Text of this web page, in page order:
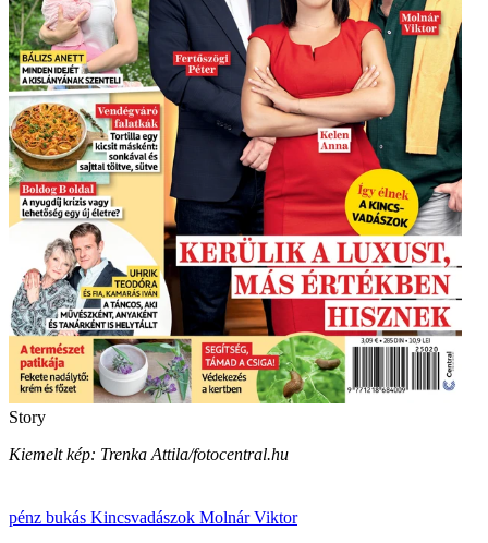
Story
Kiemelt kép: Trenka Attila/fotocentral.hu
pénz bukás Kincsvadászok Molnár Viktor